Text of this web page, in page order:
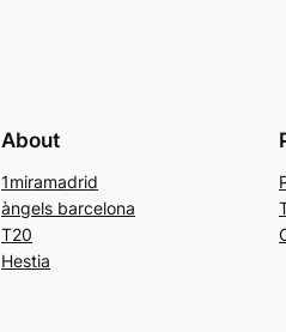
About
1miramadrid
àngels barcelona
T20
Hestia